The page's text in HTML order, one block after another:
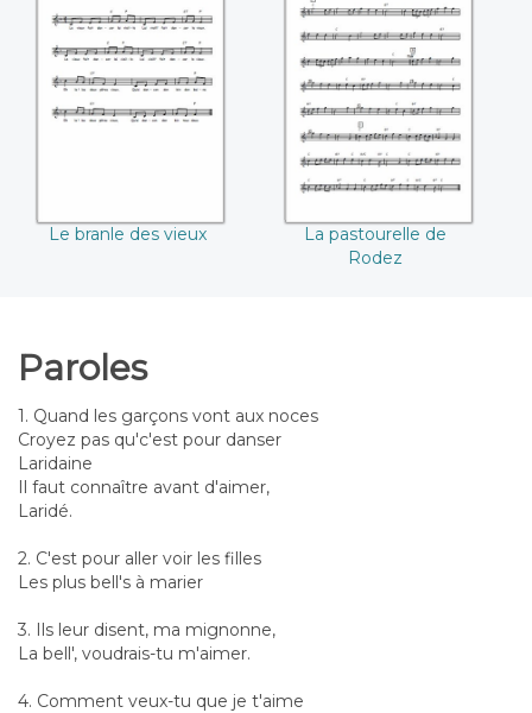
Le branle des vieux
Le branle des vieux
La pastourelle de
Rodez
La pastourelle de
Rodez
Paroles
1. Quand les garçons vont aux noces
Croyez pas qu'c'est pour danser
Laridaine
Il faut connaître avant d'aimer,
Laridé.
2. C'est pour aller voir les filles
Les plus bell's à marier
3. Ils leur disent, ma mignonne,
La bell', voudrais-tu m'aimer.
4. Comment veux-tu que je t'aime